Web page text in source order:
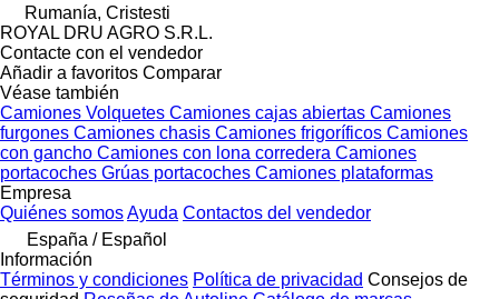
Rumanía, Cristesti
ROYAL DRU AGRO S.R.L.
Contacte con el vendedor
Añadir a favoritos Comparar
Véase también
Camiones Volquetes Camiones cajas abiertas Camiones
furgones Camiones chasis Camiones frigoríficos Camiones
con gancho Camiones con lona corredera Camiones
portacoches Grúas portacoches Camiones plataformas
Empresa
Quiénes somosAyuda Contactos del vendedor
España / Español
Información
Términos y condiciones Política de privacidad Consejos de